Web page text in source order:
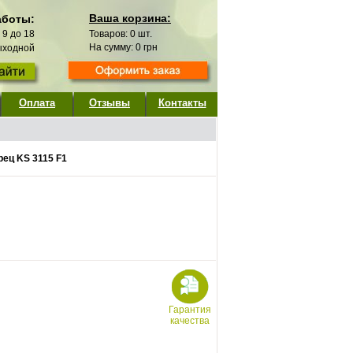
9 до 18
Ваша корзина:
Товаров: 0 шт.
На сумму: 0 грн
Оплата Отзывы Контакты
KS 3115 F1
Гарантия
качества